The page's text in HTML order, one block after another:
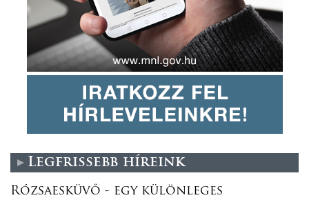
Legfrissebb híreink
Rózsaesküvő - egy különleges